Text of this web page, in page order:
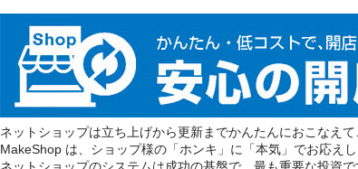
ネットショップは立ち上げから更新までかんたんにおこなえて
MakeShop は、ショップ様の「ホンキ」に「本気」でお応えし